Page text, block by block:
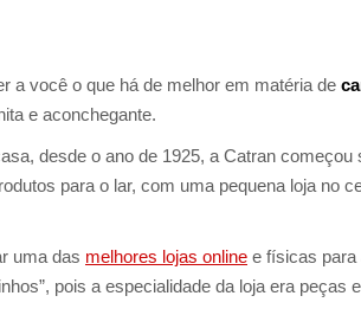
a você o que há de melhor em matéria de
e aconchegante.
desde o ano de 1925, a Catran começou
para o lar, com uma pequena loja no
uma das melhores lojas online e físicas para
pois a especialidade da loja era peças